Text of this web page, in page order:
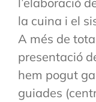
la cuina i el
A més de
presentació
hem pogut
guiades